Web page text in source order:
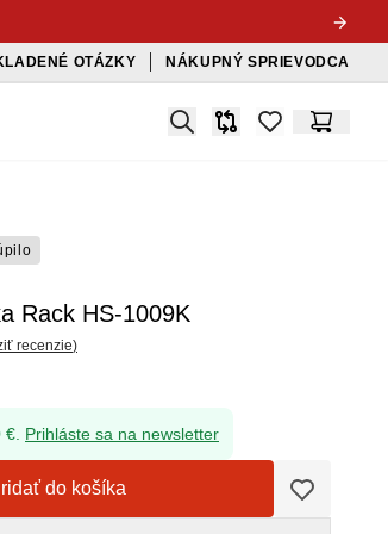
OTÁZKY NÁKUPNÝ SPRIEVODCA
Search
Porovnávač
items inKošík
Rack HS-1009K
recenzie)
€. Prihláste sa na newsletter
do košíka